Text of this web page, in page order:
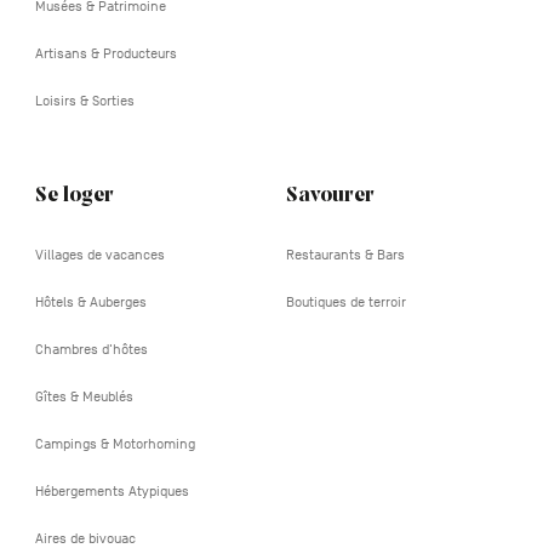
Musées & Patrimoine
Artisans & Producteurs
Loisirs & Sorties
Se loger
Villages de vacances
Hôtels & Auberges
Chambres d'hôtes
Gîtes & Meublés
Campings & Motorhoming
Hébergements Atypiques
Aires de bivouac
Savourer
Restaurants & Bars
Boutiques de terroir